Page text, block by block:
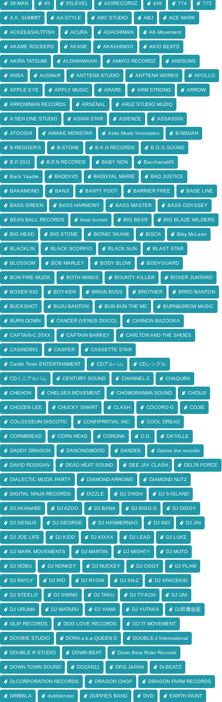
39-MAN 45 55LEVEL 420RECORDZ 446 774 775
A.K. SUMMIT AA-STYLE ABC STUDIO ABJ ACE MARK
ACKEE&SALTFISH ACURA ADACHIMAN AK-Movement
AKAME ROCKERS AKANE AKASHINGO AKIO BEATS
AKIRA TATSUMI ALOHAWAIAN AMATO RECORDZ ANDSUNS
ANSA AnSWeR ANTTENA STUDIO ANTTENA WORKS APOLLO
APPLE EYE APPLY MUSIC ARARE ARM STRONG ARROW
ARROWMAN RECORDS ARSENAL ARUZ STUDIO MUZIQ
A SEH ONE STUDIO ASIAN STAR ASIENCE ASSASSIN
ATOOSHI AWAKE MONSTAR Azito Music Innovation B-NINJAH
B-REGGER'S B-STONE B.K.N RECORDS B.O.G SOUND
B.P.2011 B.P.N RECORDS BABY NON Bacchanal45
Back Yaadie BADDY45 BADGYAL MARIE BAD JUSTICE
BAKAMONO BANJI BANTY FOOT BARRIER FREE BASE LINE
BASS GREEN BASS HARMONY BASS MASTER BASS ODYSSEY
BEAN BALL RECORDS beat sunset BIG BEAR BIG BLAZE WILDERS
BIG HEAD BIG STONE BIONIC SKANK BISCA Bitty McLean
BLACKLIN BLACK SCORPIO BLACK SUN BLAST STAR
BLOSSOM BOB MARLEY BODY BLOW BODYGUARD
BON FIRE MUZIK BOTH WINGS BOUNTY KILLER BOXER JUNTARO
BOXER KID BOY-KEN BRAIN BUSS BROTHER BRRO BANTON
BUCKSHOT BUJU BANTON BUN BUN THE MC BURN&GROW MUSIC
BURN DOWN CANCER (VENUS DISCO) CANNON BAZOOKA
CAPTAIN-C 20XX CAPTAIN BARKEY CARLTON AND THE SHOES
CASINO891 CASPER CASSETTE STAR
Castle Town ENTERTAINMENT CDアルバム CDシングル
CDミニアルバム CENTURY SOUND CHANNEL-Z CHAQURA
CHEHON CHELSEA MOVEMENT CHOMORANMA SOUND CHOUJI
CHOZEN LEE CHUCKY SMART CLASH COCORO-G COJIE
COLOSSEUM DISCOTIC CONFIFRNTIAL INC. COOL DREAD
CORNBREAD CORN HEAD CORONA D.D. DA'VILLE
DADDY DRAGON DANCINGMOOD DANDEE Danne the records
DAVID RODIGAN DEAD HEAT SOUND DEE JAY CLASH DELTA FORCE
DIALECTIC MUZIK PARTY DIAMOND ARROWS DIAMOND NUTZ
DIGITAL NINJA RECORDS DIZZLE DJ 2HIGH DJ 5-ISLAND
DJ AKANABE DJ AZOO DJ BANA DJ BIGG-S DJ DIGGY
DJ GENIUS DJ GEORGE DJ HANMERNAO DJ INO DJ JIN
DJ JOE LIFE DJ KIDD DJ KIXXX DJ LEAD DJ LUKE
DJ MARK MOVEMENTS DJ MARTIN DJ MIGHTY DJ MUTO
DJ NOBU DJ NONKEY DJ NUCKEY DJ OGGY DJ PLAM
DJ RAYLY DJ RIO DJ RYOW DJ SN-Z DJ SPACEKID
DJ STEELO DJ SWING DJ TAKU DJ TY-KOH DJ UNI
DJ URUMA DJ WATARU DJ YAMA DJ YUTAKA DJ邪魔仮面
DLIP RECORDS DOG LOVE RECORDS DO IT MOVEMENT
DOOBIE STUDIO DORA a.k.a QUEEN D DOUBLE-J International
DOUBLE R STUDIO DOWN BEAT Down Beat Ruler Records
DOWN TOWN SOUND DOZAN11 DPG JAPAN Dr.BEATZ
Dr.CORPORATION RECORDS DRAGON CHOP DRAGON FARM RECORDS
DRIBBLA dubblender DUPPIES BAND DVD EARTH PAINT